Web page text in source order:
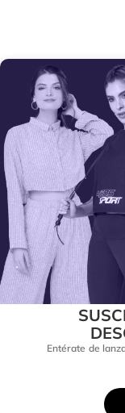
Entérate de